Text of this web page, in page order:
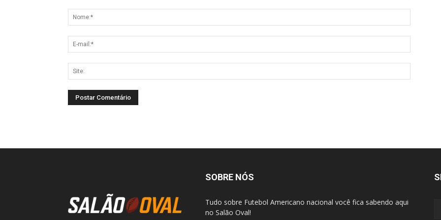
SOBRE NÓS
Tudo sobre Futebol Americano nacional você fica sabendo aqui
no Salão Oval!